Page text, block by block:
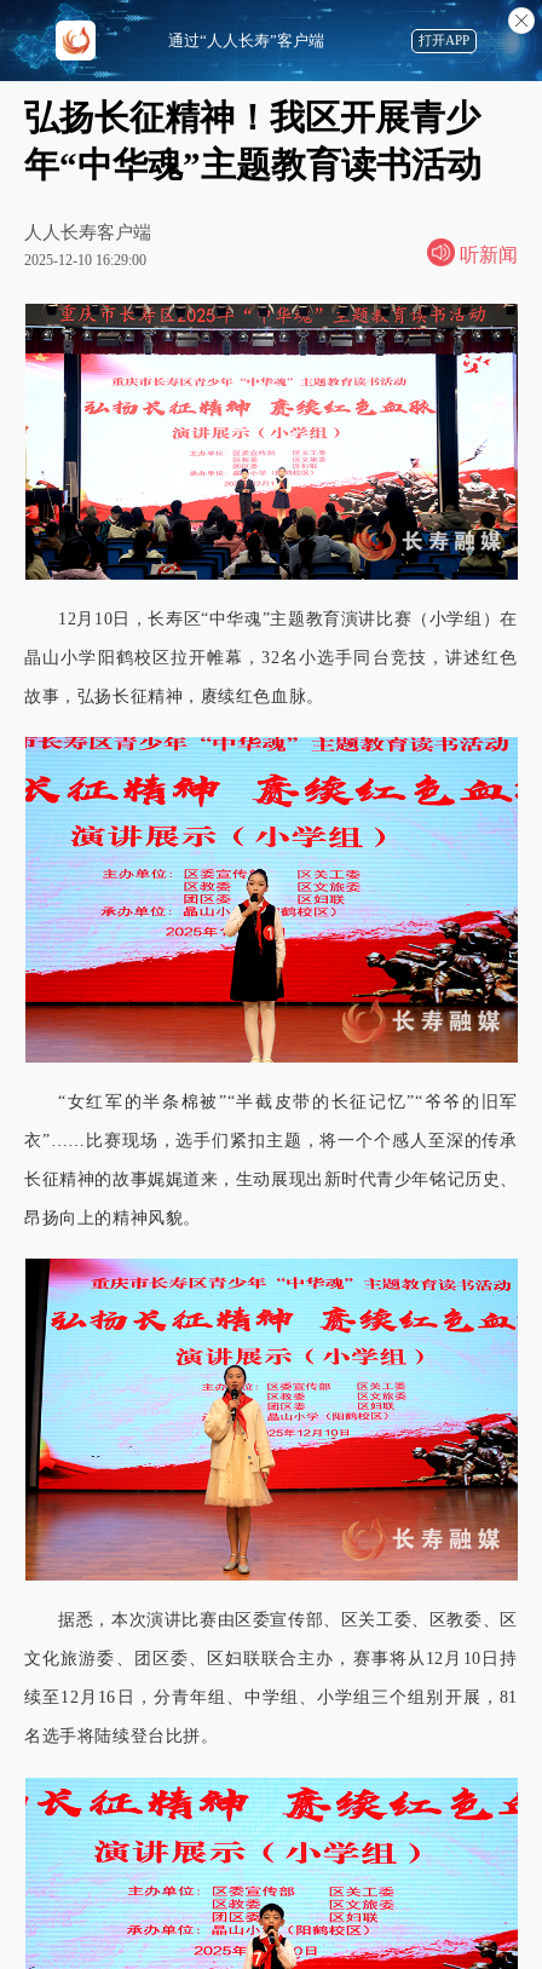
弘扬长征精神！我区开展青少
年“中华魂”主题教育读书活动
人人长寿客户端
2025-12-10 16:29:00 听新闻
12月10日，长寿区“中华魂”主题教育演讲比赛（小学组）在
晶山小学阳鹤校区拉开帷幕，32名小选手同台竞技，讲述红色
故事，弘扬长征精神，赓续红色血脉。
“女红军的半条棉被”“半截皮带的长征记忆”“爷爷的旧军
衣”……比赛现场，选手们紧扣主题，将一个个感人至深的传承
长征精神的故事娓娓道来，生动展现出新时代青少年铭记历史、
昂扬向上的精神风貌。
据悉，本次演讲比赛由区委宣传部、区关工委、区教委、区
文化旅游委、团区委、区妇联联合主办，赛事将从12月10日持
续至12月16日，分青年组、中学组、小学组三个组别开展，81
名选手将陆续登台比拼。
通过“人人长寿”客户端 打开APP